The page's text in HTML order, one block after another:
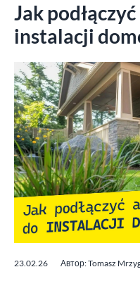
Jak
instalacji
23.02.26 Автор: Tomasz